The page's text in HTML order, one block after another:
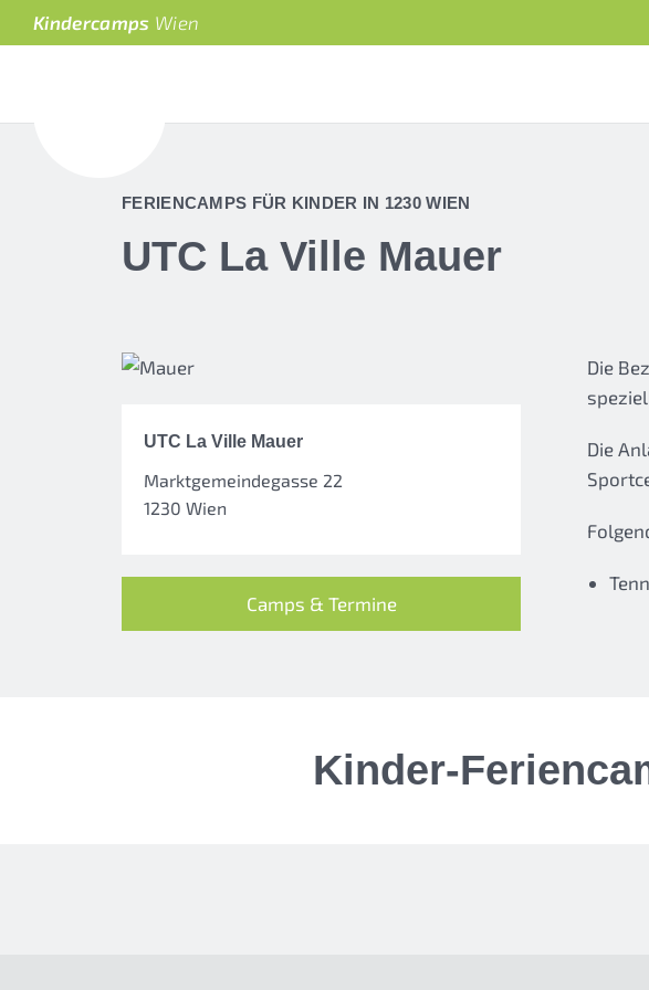
Kindercamps Wien
FERIENCAMPS FÜR KINDER IN 1230 WIEN
UTC La Ville Mauer
UTC La Ville Mauer
Marktgemeindegasse 22
1230 Wien
Camps & Termine
Die
Die
Kinder-